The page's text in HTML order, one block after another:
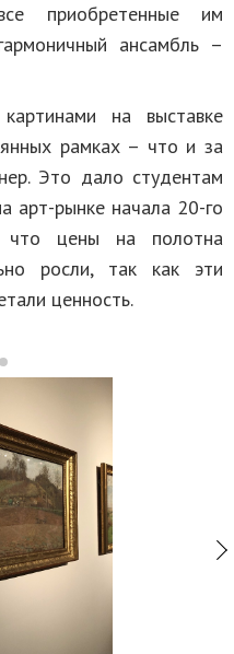
приобретенные им
ансамбль –
на выставке
рамках – что и за
Это дало студентам
арт-рынке начала 20-го
что цены на полотна
росли, так как эти
ценность.